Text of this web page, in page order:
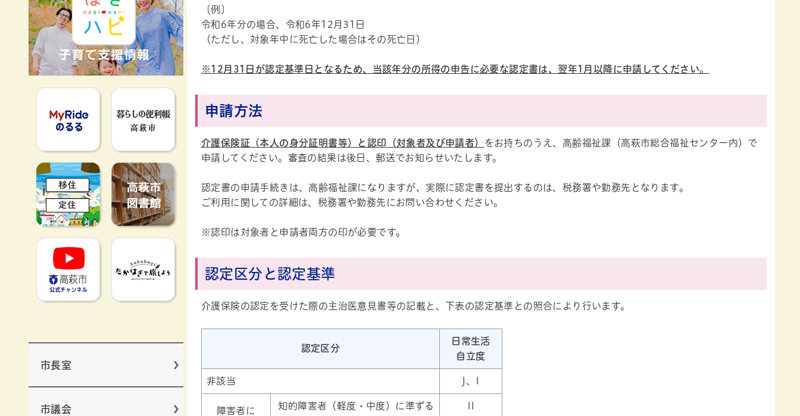
MyRideのるる 暮らしの便利帳
移住定住
高萩市YouTube公式チャンネル
市長室
市議会
〔例〕
令和6年分の場合、令和6年12月31日
（ただし、対象年中に死亡した場合はその死亡日）
※12月31日が認定基準日となるため、当該年分の所得の申告に必要な認定書は、翌年1月以降に申請してください。
申請方法
介護保険証（本人の身分証明書等）と認印（対象者及び申請者） をお持ちのうえ、高齢福祉課（高萩市総合福祉センター内）で
申請してください。審査の結果は後日、郵送でお知らせいたします。
認定書の申請手続きは、高齢福祉課になりますが、実際に認定書を提出するのは、税務署や勤務先となります。
ご利用に関しての詳細は、税務署や勤務先にお問い合わせください。
※認印は対象者と申請者両方の印が必要です。
認定区分と認定基準
介護保険の認定を受けた際の主治医意見書等の記載と、下表の認定基準との照合により行います。
認定区分
日常生活
自立度
非該当 J、I
障害者に
知的障害者（軽度・中度）に準ずる